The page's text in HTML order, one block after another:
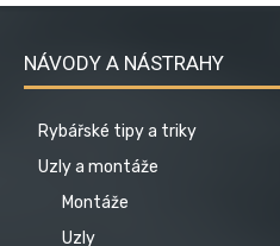
NÁVODY A NÁSTRAHY
Rybářské tipy a triky
Uzly a montáže
Montáže
Uzly